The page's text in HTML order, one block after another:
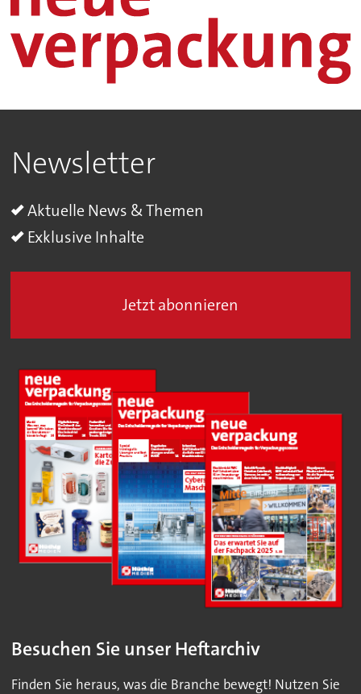
Newsletter
Aktuelle News & Themen
Exklusive Inhalte
Jetzt abonnieren
Besuchen Sie unser Heftarchiv
Finden Sie heraus, was die Branche bewegt! Nutzen Sie